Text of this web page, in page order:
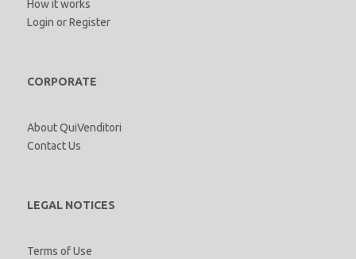
How it works
Login orRegister
CORPORATE
About QuiVenditori
Contact Us
LEGAL NOTICES
Terms of Use